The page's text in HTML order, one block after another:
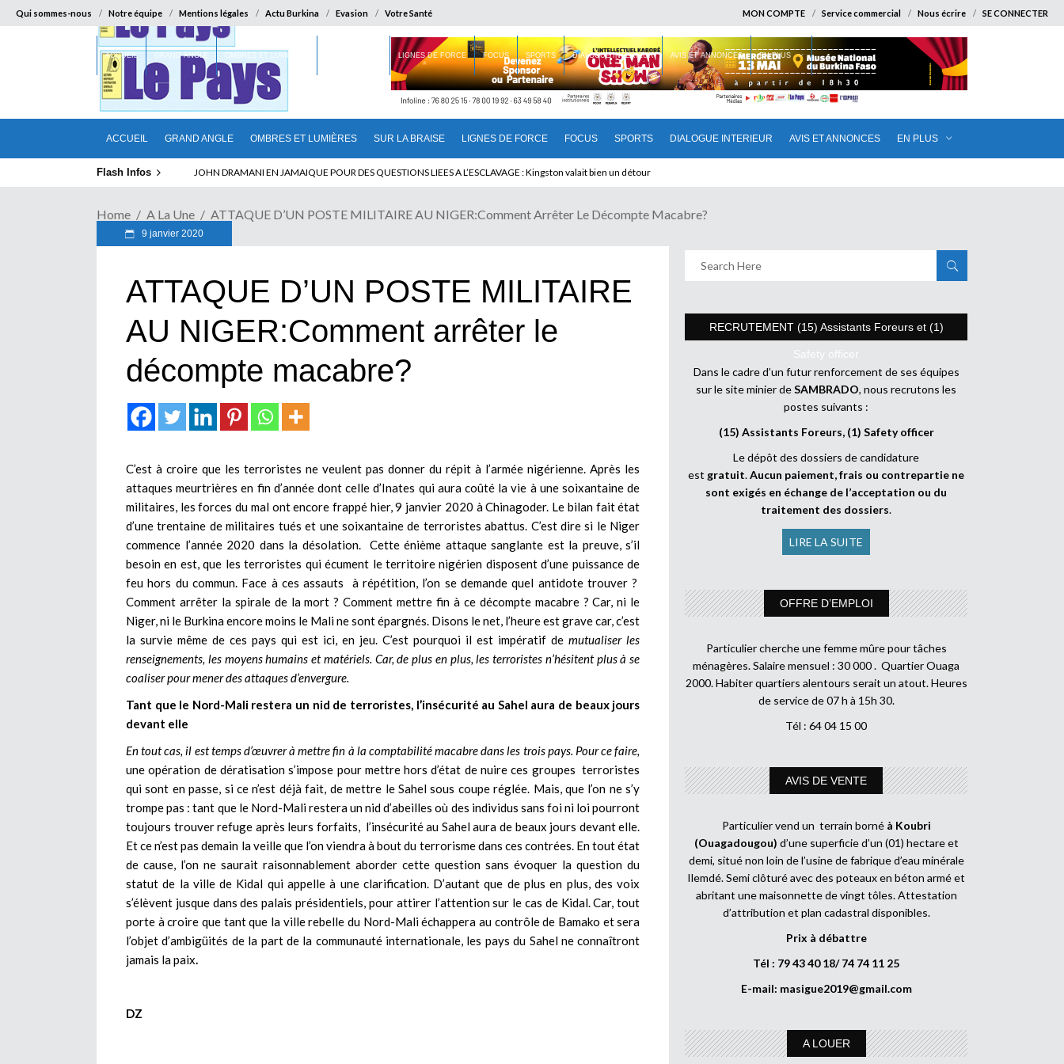
Qui sommes-nous Notre équipe Mentions légales Actu Burkina Evasion Votre Santé MON COMPTE Service commercial Nous écrire SE CONNECTER
ACCUEIL GRAND ANGLE OMBRES ET LUMIÈRES SUR LA BRAISE LIGNES DE FORCE FOCUS SPORTS DIALOGUE INTERIEUR AVIS ET ANNONCES EN PLUS
ACCUEIL GRAND ANGLE OMBRES ET LUMIÈRES LIGNES DE FORCE FOCUS SPORTS DIALOGUE INTERIEUR AVIS ET ANNONCES EN PLUS
Flash Infos ELECTION DE TALON A LA TETE DU SENAT BENINOIS : Quand Patrice quitte le pouvoir sans partir !
Home A La Une ATTAQUE D’UN POSTE MILITAIRE AU NIGER:Comment Arrêter Le Décompte Macabre?
9 janvier 2020
ATTAQUE D’UN POSTE MILITAIRE
AU NIGER:Comment arrêter le
décompte macabre?
C’est à croire que les terroristes ne veulent pas donner du répit à l’armée nigérienne. Après les
attaques meurtrières en fin d’année dont celle d’Inates qui aura coûté la vie à une soixantaine de
militaires, les forces du mal ont encore frappé hier, 9 janvier 2020 à Chinagoder. Le bilan fait état
d’une trentaine de militaires tués et une soixantaine de terroristes abattus. C’est dire si le Niger
commence l’année 2020 dans la désolation. Cette énième attaque sanglante est la preuve, s’il
besoin en est, que les terroristes qui écument le territoire nigérien disposent d’une puissance de
feu hors du commun. Face à ces assauts à répétition, l’on se demande quel antidote trouver ?
Comment arrêter la spirale de la mort ? Comment mettre fin à ce décompte macabre ? Car, ni le
Niger, ni le Burkina encore moins le Mali ne sont épargnés. Disons le net, l’heure est grave car, c’est
la survie même de ces pays qui est ici, en jeu. C’est pourquoi il est impératif demutualiser les
renseignements, les moyens humains et matériels. Car, de plus en plus, les terroristes n’hésitent plus à se
coaliser pour mener des attaques d’envergure.
Tant que le Nord-Mali restera un nid de terroristes, l’insécurité au Sahel aura de beaux jours
devant elle
En tout cas, il est temps d’œuvrer à mettre fin à la comptabilité macabre dans les trois pays. Pour ce faire,
une opération de dératisation s’impose pour mettre hors d’état de nuire ces groupes terroristes
qui sont en passe, si ce n’est déjà fait, de mettre le Sahel sous coupe réglée. Mais, que l’on ne s’y
trompe pas : tant que le Nord-Mali restera un nid d’abeilles où des individus sans foi ni loi pourront
toujours trouver refuge après leurs forfaits, l’insécurité au Sahel aura de beaux jours devant elle.
Et ce n’est pas demain la veille que l’on viendra à bout du terrorisme dans ces contrées. En tout état
de cause, l’on ne saurait raisonnablement aborder cette question sans évoquer la question du
statut de la ville de Kidal qui appelle à une clarification. D’autant que de plus en plus, des voix
s’élèvent jusque dans des palais présidentiels, pour attirer l’attention sur le cas de Kidal. Car, tout
porte à croire que tant que la ville rebelle du Nord-Mali échappera au contrôle de Bamako et sera
l’objet d’ambigüités de la part de la communauté internationale, les pays du Sahel ne connaîtront
jamais la paix.
DZ
RECRUTEMENT (15) Assistants Foreurs et (1)
Safety officer
Dans le cadre d’un futur renforcement de ses équipes
sur le site minier deSAMBRADO, nous recrutons les
postes suivants :
(15) Assistants Foreurs, (1) Safety officer
Le dépôt des dossiers de candidature
est gratuit.Aucun paiement, frais ou contrepartie ne
sont exigés en échange de l’acceptation ou du
traitement des dossiers.
LIRE LA SUITE
OFFRE D’EMPLOI
Particulier cherche une femme mûre pour tâches
ménagères. Salaire mensuel : 30 000 . Quartier Ouaga
2000. Habiter quartiers alentours serait un atout. Heures
de service de 07 h à 15h 30.
Tél : 64 04 15 00
AVIS DE VENTE
Particulier vend un terrain borné à Koubri
(Ouagadougou) d’une superficie d’un (01) hectare et
demi, situé non loin de l’usine de fabrique d’eau minérale
Ilemdé. Semi clôturé avec des poteaux en béton armé et
abritant une maisonnette de vingt tôles. Attestation
d’attribution et plan cadastral disponibles.
Prix à débattre
Tél : 79 43 40 18/ 74 74 11 25
E-mail: masigue2019@gmail.com
A LOUER